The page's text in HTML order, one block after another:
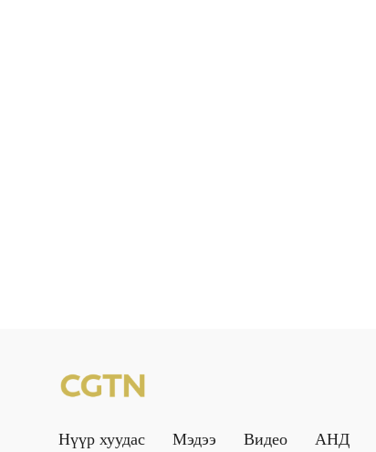
Нүүр хуудас Мэдээ Видео АНД